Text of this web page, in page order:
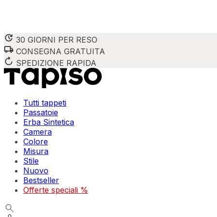
30 GIORNI PER RESO
CONSEGNA GRATUITA
SPEDIZIONE RAPIDA
Tutti tappeti
Passatoie
Erba Sintetica
Camera
Colore
Misura
Stile
Nuovo
Bestseller
Offerte speciali %